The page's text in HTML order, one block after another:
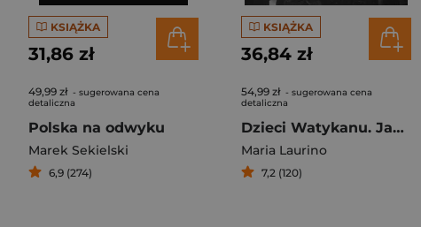
KSIĄŻKA
31,86 zł
49,99 zł - sugerowana cena
detaliczna
Polska na odwyku
Marek Sekielski
6,9 (274)
KSIĄŻKA
36,84 zł
54,99 zł - sugerowana cena
detaliczna
Dzieci Watykanu. Jak Kościół handlował „sierotami”
Maria Laurino
7,2 (120)